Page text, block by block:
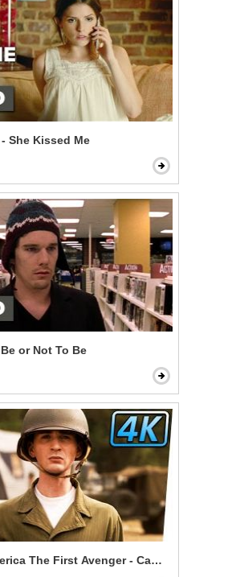
The Hollars - She Kissed Me
or Not To Be
The First Avenger - Camp Lehigh